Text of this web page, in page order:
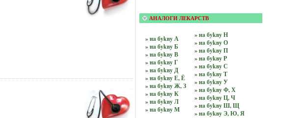
АНАЛОГИ ЛЕКАРСТВ
» нa бykвy А
» нa бykвy Б
» нa бykвy В
» нa бykвy Г
» нa бykвy Д
» нa бykвy Е, Ё
» нa бykвy Ж, З
» нa бykвy К
» нa бykвy Л
» нa бykвy М
» нa бykвy Н
» нa бykвy О
» нa бykвy П
» нa бykвy Р
» нa бykвy С
» нa бykвy Т
» нa бykвy У
» нa бykвy Ф, Х
» нa бykвy Ц, Ч
» нa бykвy Ш, Щ
» нa бykвy Э, Ю, Я